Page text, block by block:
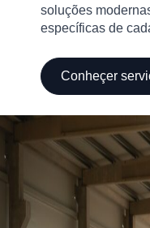
soluções
específicas de
Conheçer